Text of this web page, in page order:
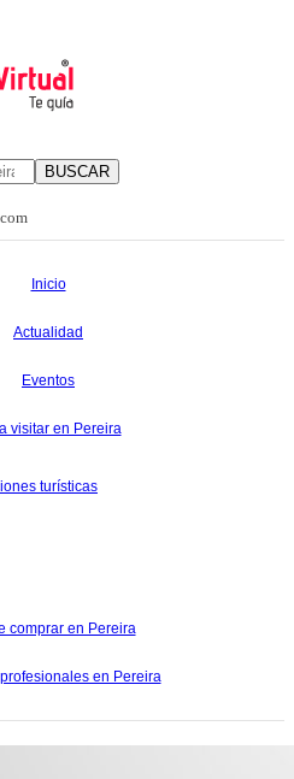
BUSCAR
Inicio
Actualidad
Eventos
visitar en Pereira
turísticas
comprar en Pereira
en Pereira